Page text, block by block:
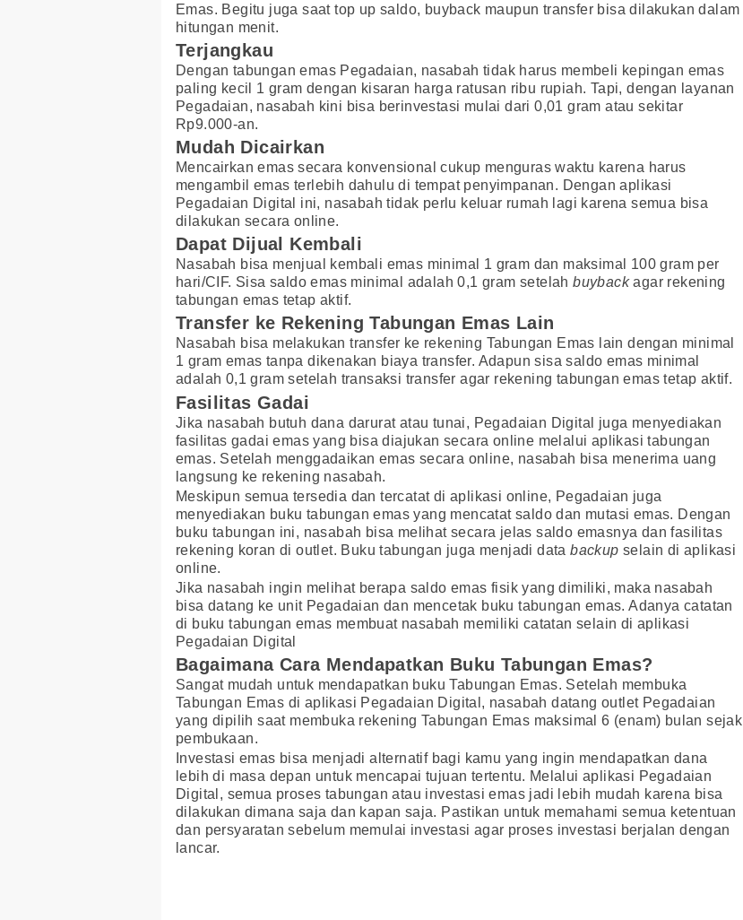
Emas. Begitu juga saat top up saldo, buyback maupun transfer bisa dilakukan dalam
hitungan menit.
Terjangkau
Dengan tabungan emas Pegadaian, nasabah tidak harus membeli kepingan emas
paling kecil 1 gram dengan kisaran harga ratusan ribu rupiah. Tapi, dengan layanan
Pegadaian, nasabah kini bisa berinvestasi mulai dari 0,01 gram atau sekitar
Rp9.000-an.
Mudah Dicairkan
Mencairkan emas secara konvensional cukup menguras waktu karena harus
mengambil emas terlebih dahulu di tempat penyimpanan. Dengan aplikasi
Pegadaian Digital ini, nasabah tidak perlu keluar rumah lagi karena semua bisa
dilakukan secara online.
Dapat Dijual Kembali
Nasabah bisa menjual kembali emas minimal 1 gram dan maksimal 100 gram per
hari/CIF. Sisa saldo emas minimal adalah 0,1 gram setelahbuybackagar rekening
tabungan emas tetap aktif.
Transfer ke Rekening Tabungan Emas Lain
Nasabah bisa melakukan transfer ke rekening Tabungan Emas lain dengan minimal
1 gram emas tanpa dikenakan biaya transfer. Adapun sisa saldo emas minimal
adalah 0,1 gram setelah transaksi transfer agar rekening tabungan emas tetap aktif.
Fasilitas Gadai
Jika nasabah butuh dana darurat atau tunai, Pegadaian Digital juga menyediakan
fasilitas gadai emas yang bisa diajukan secara online melalui aplikasi tabungan
emas. Setelah menggadaikan emas secara online, nasabah bisa menerima uang
langsung ke rekening nasabah.
Meskipun semua tersedia dan tercatat di aplikasi online, Pegadaian juga
menyediakan buku tabungan emas yang mencatat saldo dan mutasi emas. Dengan
buku tabungan ini, nasabah bisa melihat secara jelas saldo emasnya dan fasilitas
rekening koran di outlet. Buku tabungan juga menjadi databackupselain di aplikasi
online.
Jika nasabah ingin melihat berapa saldo emas fisik yang dimiliki, maka nasabah
bisa datang ke unit Pegadaian dan mencetak buku tabungan emas. Adanya catatan
di buku tabungan emas membuat nasabah memiliki catatan selain di aplikasi
Pegadaian Digital
Bagaimana Cara Mendapatkan Buku Tabungan Emas?
Sangat mudah untuk mendapatkan buku Tabungan Emas. Setelah membuka
Tabungan Emas di aplikasi Pegadaian Digital, nasabah datang outlet Pegadaian
yang dipilih saat membuka rekening Tabungan Emas maksimal 6 (enam) bulan sejak
pembukaan.
Investasi emas bisa menjadi alternatif bagi kamu yang ingin mendapatkan dana
lebih di masa depan untuk mencapai tujuan tertentu. Melalui aplikasi Pegadaian
Digital, semua proses tabungan atau investasi emas jadi lebih mudah karena bisa
dilakukan dimana saja dan kapan saja. Pastikan untuk memahami semua ketentuan
dan persyaratan sebelum memulai investasi agar proses investasi berjalan dengan
lancar.